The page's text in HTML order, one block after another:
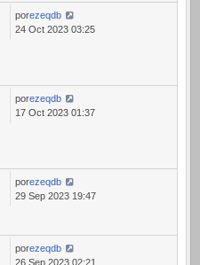
porezeqdb
24 Oct 2023 03:25
porezeqdb
17 Oct 2023 01:37
porezeqdb
29 Sep 2023 19:47
porezeqdb
26 Sep 2023 02:21